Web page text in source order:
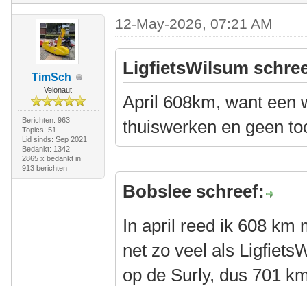
TimSch
Velonaut
Berichten: 963
Topics: 51
Lid sinds: Sep 2021
Bedankt: 1342
2865 x bedankt in
913 berichten
12-May-2026, 07:21 AM
LigfietsWilsum
April 608km, want een
thuiswerken en geen
Bobslee schreef:
In april reed ik 608 km
net zo veel als
op de Surly, dus 701